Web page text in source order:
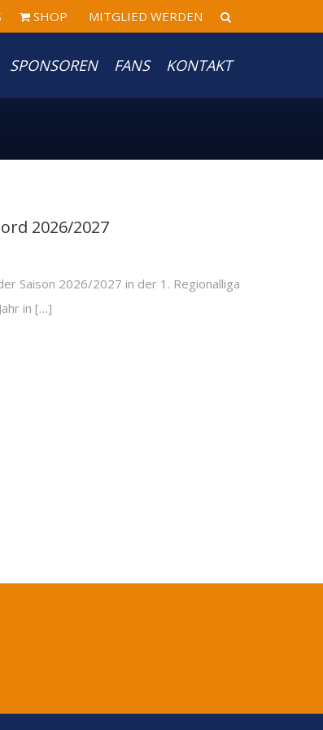
SHOP MITGLIED WERDEN
SPONSOREN FANS KONTAKT
2026/2027
Saison 2026/2027 in der 1. Regionalliga
in […]